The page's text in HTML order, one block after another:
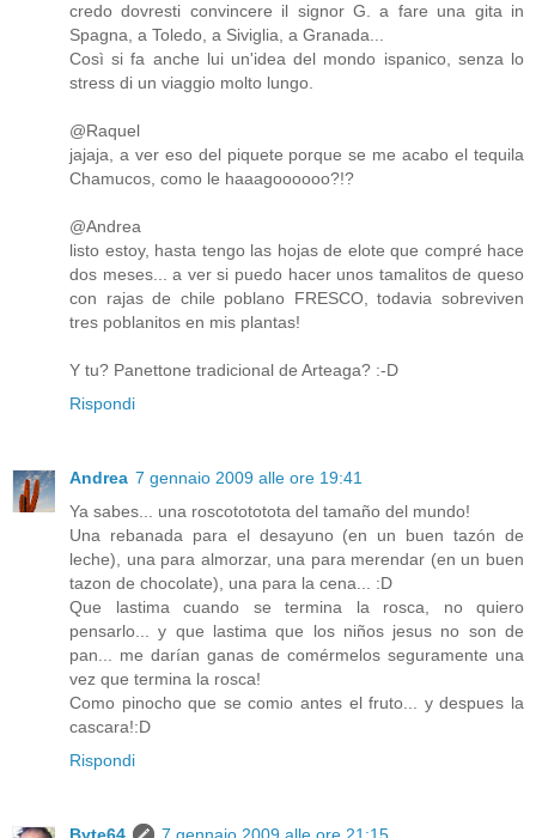
credo dovresti convincere il signor G. a fare una gita in
Spagna, a Toledo, a Siviglia, a Granada...
Così si fa anche lui un'idea del mondo ispanico, senza lo
stress di un viaggio molto lungo.
@Raquel
jajaja, a ver eso del piquete porque se me acabo el tequila
Chamucos, como le haaagoooooo?!?
@Andrea
listo estoy, hasta tengo las hojas de elote que compré hace
dos meses... a ver si puedo hacer unos tamalitos de queso
con rajas de chile poblano FRESCO, todavia sobreviven
tres poblanitos en mis plantas!
Y tu? Panettone tradicional de Arteaga? :-D
Rispondi
Andrea 7 gennaio 2009 alle ore 19:41
Ya sabes... una roscotototota del tamaño del mundo!
Una rebanada para el desayuno (en un buen tazón de
leche), una para almorzar, una para merendar (en un buen
tazon de chocolate), una para la cena... :D
Que lastima cuando se termina la rosca, no quiero
pensarlo... y que lastima que los niños jesus no son de
pan... me darían ganas de comérmelos seguramente una
vez que termina la rosca!
Como pinocho que se comio antes el fruto... y despues la
cascara!:D
Rispondi